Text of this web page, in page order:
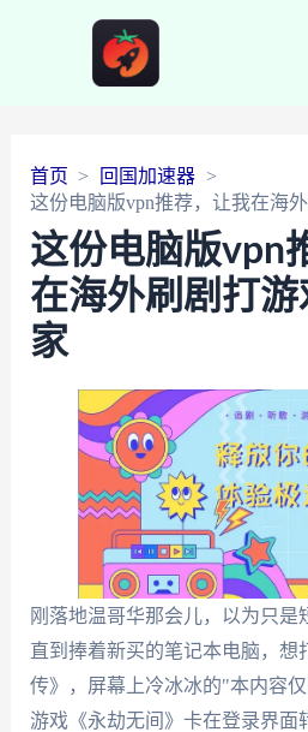
首页
回国加速器
这份电脑版vpn推荐，让我在海
这份电脑版vpn
在海外刷剧打
家
刚落地温哥华那会儿，以为只是
直到捧着新买的笔记本电脑，想
传》，屏幕上冷冰冰的"本内容
游戏《永劫无间》卡在登录界面